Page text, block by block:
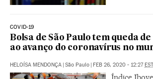
COVID-19
Bolsa de São Paulo tem queda de
ao avanço do coronavírus no
HELOÍSA MENDONÇA | São Paulo | FEB 26, 2020 - 12:27EST